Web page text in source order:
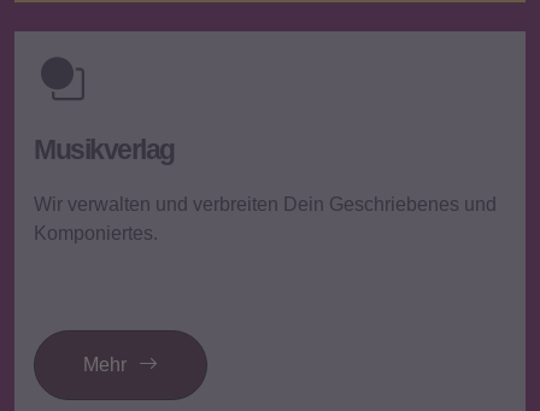
Musikverlag
Wir verwalten und verbreiten Dein Geschriebenes und
Komponiertes.
Mehr